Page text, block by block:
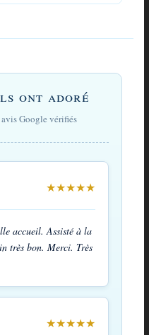
ont adoré
Google vérifiés
★★★★★
accueil. Assisté à la
très bon. Merci. Très
★★★★★